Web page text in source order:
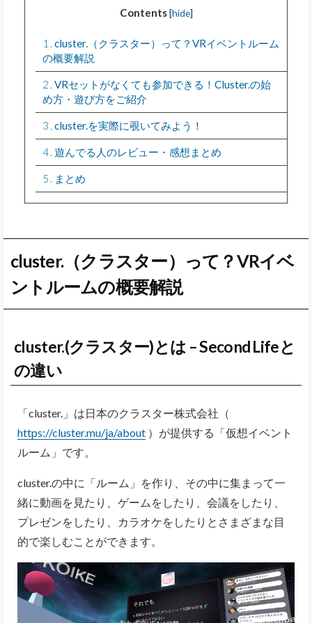
Contents [hide]
1
cluster.（クラスター）って？VRイベントルーム
の概要解説
2 VRセットがなくても参加できる！Cluster.の始
め方・遊び方をご紹介
3 cluster.を実際に覗いてみよう！
4 遊んでる人のレビュー・感想まとめ
5 まとめ
cluster.（クラスター）って？VRイベ
ントルームの概要解説
cluster.(クラスター)とは – Second Lifeと
の違い
「cluster.」は日本のクラスター株式会社（
https://cluster.mu/ja/about ）が提供する「仮想イベント
ルーム」です。
cluster.の中に「ルーム」を作り、その中に集まって一
緒に動画を見たり、ゲームをしたり、会議をしたり、
プレゼンをしたり、カラオケをしたりとさまざまな目
的で楽しむことができます。